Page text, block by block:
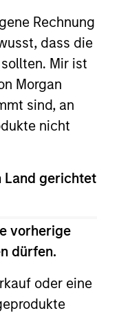
Rechnung
dass die
Mir ist
Morgan
sind, an
nicht
Land gerichtet
vorherige
dürfen.
oder eine